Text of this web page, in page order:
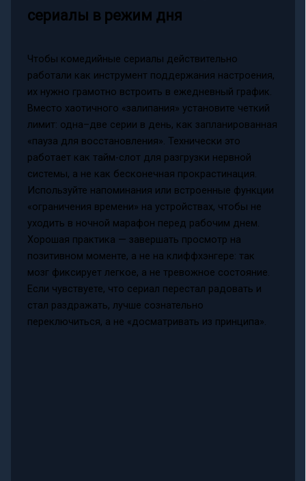
сериалы в режим дня
Чтобы комедийные сериалы действительно
работали как инструмент поддержания настроения,
их нужно грамотно встроить в ежедневный график.
Вместо хаотичного «залипания» установите четкий
лимит: одна–две серии в день, как запланированная
«пауза для восстановления». Технически это
работает как тайм-слот для разгрузки нервной
системы, а не как бесконечная прокрастинация.
Используйте напоминания или встроенные функции
«ограничения времени» на устройствах, чтобы не
уходить в ночной марафон перед рабочим днем.
Хорошая практика — завершать просмотр на
позитивном моменте, а не на клиффхэнгере: так
мозг фиксирует легкое, а не тревожное состояние.
Если чувствуете, что сериал перестал радовать и
стал раздражать, лучше сознательно
переключиться, а не «досматривать из принципа».